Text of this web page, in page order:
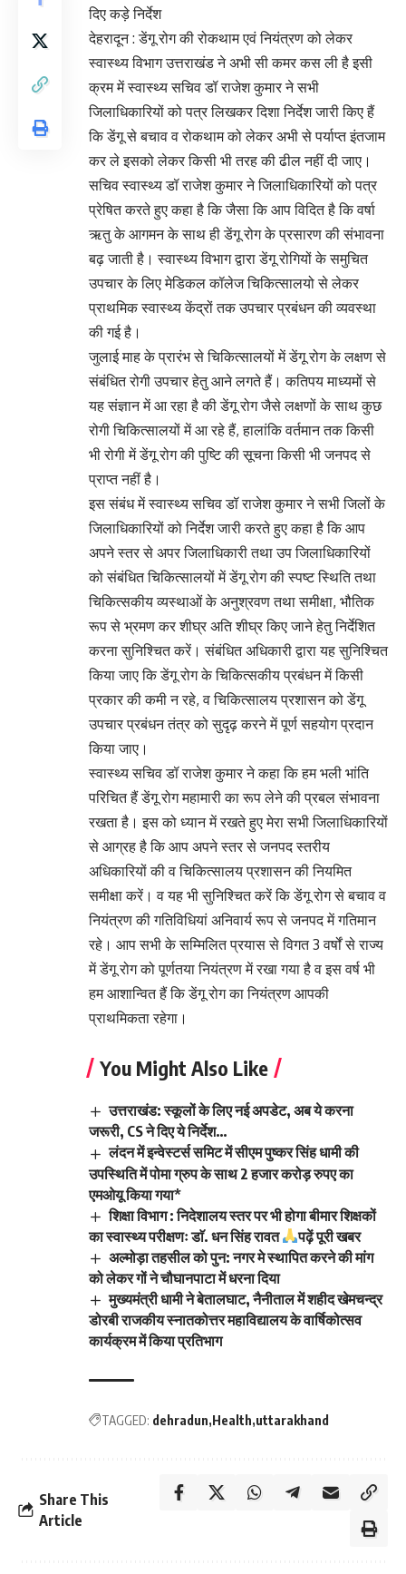
दिए कड़े निर्देश
देहरादून : डेंगू रोग की रोकथाम एवं नियंत्रण को लेकर
स्वास्थ्य विभाग उत्तराखंड ने अभी सी कमर कस ली है इसी
क्रम में स्वास्थ्य सचिव डॉ राजेश कुमार ने सभी
जिलाधिकारियों को पत्र लिखकर दिशा निर्देश जारी किए हैं
कि डेंगू से बचाव व रोकथाम को लेकर अभी से पर्याप्त इंतजाम
कर ले इसको लेकर किसी भी तरह की ढील नहीं दी जाए।
सचिव स्वास्थ्य डॉ राजेश कुमार ने जिलाधिकारियों को पत्र
प्रेषित करते हुए कहा है कि जैसा कि आप विदित है कि वर्षा
ऋतु के आगमन के साथ ही डेंगू रोग के प्रसारण की संभावना
बढ़ जाती है। स्वास्थ्य विभाग द्वारा डेंगू रोगियों के समुचित
उपचार के लिए मेडिकल कॉलेज चिकित्सालयो से लेकर
प्राथमिक स्वास्थ्य केंद्रों तक उपचार प्रबंधन की व्यवस्था
की गई है।
जुलाई माह के प्रारंभ से चिकित्सालयों में डेंगू रोग के लक्षण से
संबंधित रोगी उपचार हेतु आने लगते हैं। कतिपय माध्यमों से
यह संज्ञान में आ रहा है की डेंगू रोग जैसे लक्षणों के साथ कुछ
रोगी चिकित्सालयों में आ रहे हैं, हालांकि वर्तमान तक किसी
भी रोगी में डेंगू रोग की पुष्टि की सूचना किसी भी जनपद से
प्राप्त नहीं है।
इस संबंध में स्वास्थ्य सचिव डॉ राजेश कुमार ने सभी जिलों के
जिलाधिकारियों को निर्देश जारी करते हुए कहा है कि आप
अपने स्तर से अपर जिलाधिकारी तथा उप जिलाधिकारियों
को संबंधित चिकित्सालयों में डेंगू रोग की स्पष्ट स्थिति तथा
चिकित्सकीय व्यस्थाओं के अनुश्रवण तथा समीक्षा, भौतिक
रूप से भ्रमण कर शीघ्र अति शीघ्र किए जाने हेतु निर्देशित
करना सुनिश्चित करें। संबंधित अधिकारी द्वारा यह सुनिश्चित
किया जाए कि डेंगू रोग के चिकित्सकीय प्रबंधन में किसी
प्रकार की कमी न रहे, व चिकित्सालय प्रशासन को डेंगू
उपचार प्रबंधन तंत्र को सुदृढ़ करने में पूर्ण सहयोग प्रदान
किया जाए।
स्वास्थ्य सचिव डॉ राजेश कुमार ने कहा कि हम भली भांति
परिचित हैं डेंगू रोग महामारी का रूप लेने की प्रबल संभावना
रखता है। इस को ध्यान में रखते हुए मेरा सभी जिलाधिकारियों
से आग्रह है कि आप अपने स्तर से जनपद स्तरीय
अधिकारियों की व चिकित्सालय प्रशासन की नियमित
समीक्षा करें। व यह भी सुनिश्चित करें कि डेंगू रोग से बचाव व
नियंत्रण की गतिविधियां अनिवार्य रूप से जनपद में गतिमान
रहे। आप सभी के सम्मिलित प्रयास से विगत 3 वर्षों से राज्य
में डेंगू रोग को पूर्णतया नियंत्रण में रखा गया है व इस वर्ष भी
हम आशान्वित हैं कि डेंगू रोग का नियंत्रण आपकी
प्राथमिकता रहेगा।
You Might Also Like
उत्तराखंड: स्कूलों के लिए नई अपडेट, अब ये करना
जरूरी, CS ने दिए ये निर्देश…
लंदन में इन्वेस्टर्स समिट में सीएम पुष्कर सिंह धामी की
उपस्थिति में पोमा ग्रुप के साथ 2 हजार करोड़ रुपए का
एमओयू किया गया*
शिक्षा विभाग : निदेशालय स्तर पर भी होगा बीमार शिक्षकों
का स्वास्थ्य परीक्षणः डाॅ. धन सिंह रावत
पढ़ें पूरी खबर
अल्मोड़ा तहसील को पुन: नगर मे स्थापित करने की मांग
को लेकर गों ने चौघानपाटा में धरना दिया
मुख्यमंत्री धामी ने बेतालघाट, नैनीताल में शहीद खेमचन्द्र
डोरबी राजकीय स्नातकोत्तर महाविद्यालय के वार्षिकोत्सव
कार्यक्रम में किया प्रतिभाग
TAGGED: dehradun Health uttarakhand
Share This
Article